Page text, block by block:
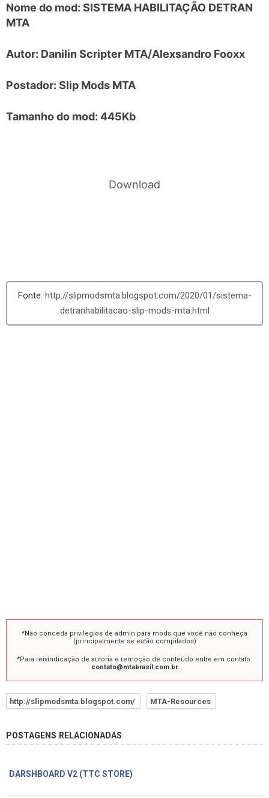
Nome do mod: SISTEMA HABILITAÇÃO DETRAN
MTA
Autor: Danilin Scripter MTA/Alexsandro Fooxx
Postador: Slip Mods MTA
Tamanho do mod: 445Kb
Download
http://slipmodsmta.blogspot.com/2020/01/sistema-
detranhabilitacao-slip-mods-mta.html
*Não conceda privilegios de admin para mods que você não conheça
(principalmente se estão compilados)
*Para reivindicação de autoria e remoção de conteúdo entre em contato:
contato@mtabrasil.com.br
http://slipmodsmta.blogspot.com/ MTA-Resources
POSTAGENS RELACIONADAS
DARSHBOARD V2 (TTC STORE)